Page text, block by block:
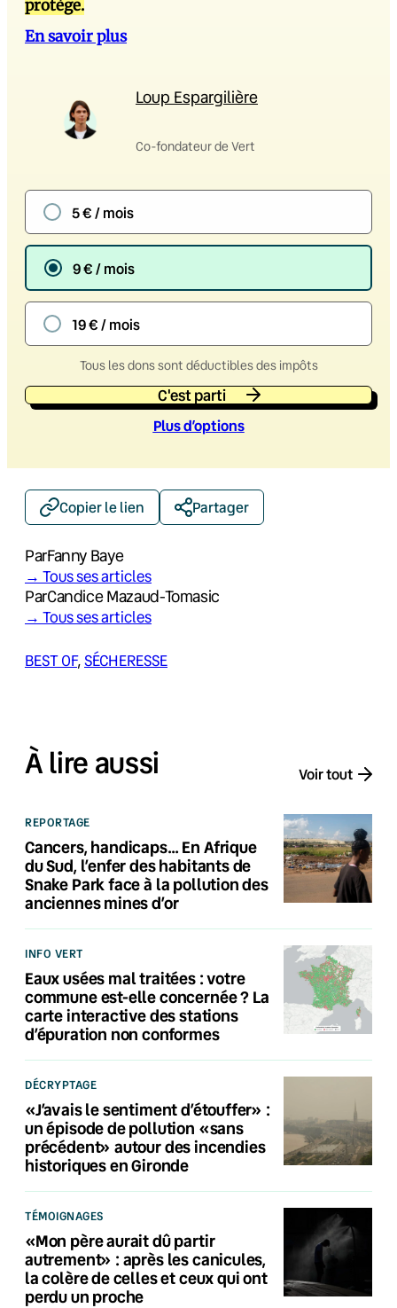
protège.
En savoir plus
Loup Espargilière
Co-fondateur de Vert
5 € / mois
9 € / mois
19 € / mois
Tous les dons sont déductibles des impôts
C'est parti
Plus d’options
Copier le lien Partager
ParFanny Baye
→ Tous ses articles
ParCandice Mazaud-Tomasic
→ Tous ses articles
BEST OF, SÉCHERESSE
À lire aussi Voir tout
REPORTAGE
Cancers, handicaps… En Afrique
du Sud, l’enfer des habitants de
Snake Park face à la pollution des
anciennes mines d’or
INFO VERT
Eaux usées mal traitées : votre
commune est-elle concernée ? La
carte interactive des stations
d’épuration non conformes
DÉCRYPTAGE
«J’avais le sentiment d’étouffer» :
un épisode de pollution «sans
précédent» autour des incendies
historiques en Gironde
TÉMOIGNAGES
«Mon père aurait dû partir
autrement» : après les canicules,
la colère de celles et ceux qui ont
perdu un proche